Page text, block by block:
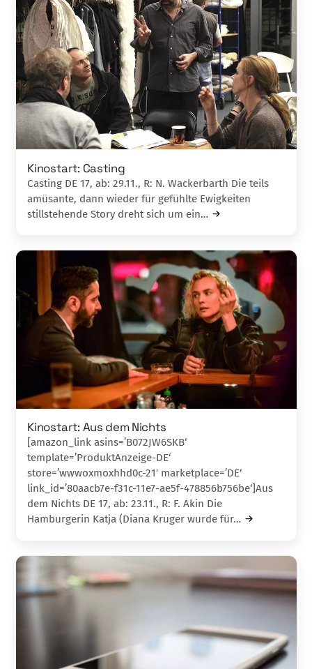
Kinostart: Casting
Casting DE 17, ab: 29.11., R: N. Wackerbarth Die teils
amüsante, dann wieder für gefühlte Ewigkeiten
stillstehende Story dreht sich um ein…
Kinostart: Aus dem Nichts
[amazon_link asins=’B072JW6SKB‘
template=’ProduktAnzeige-DE‘
store=’wwwoxmoxhhd0c-21′ marketplace=’DE‘
link_id=’80aacb7e-f31c-11e7-ae5f-478856b756be‘]Aus
dem Nichts DE 17, ab: 23.11., R: F. Akin Die
Hamburgerin Katja (Diana Kruger wurde für…